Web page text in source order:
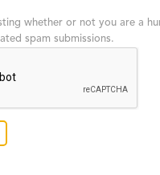
whether or not you are a
spam submissions.